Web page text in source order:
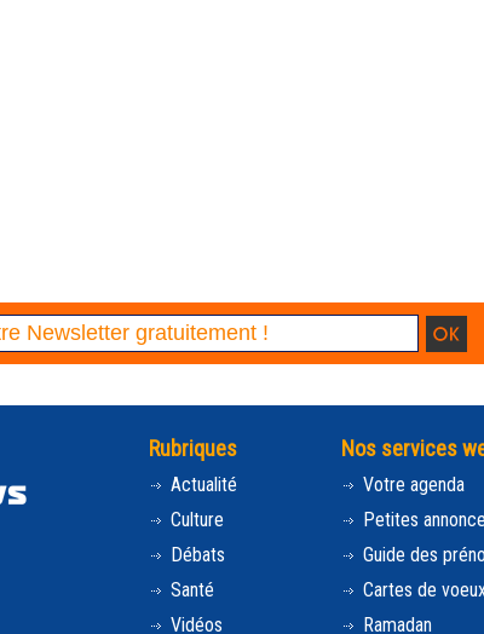
Rubriques
Actualité
Culture
Débats
Santé
Vidéos
Nos services
Votre agenda
Petites
Guide des
Cartes de
Ramadan